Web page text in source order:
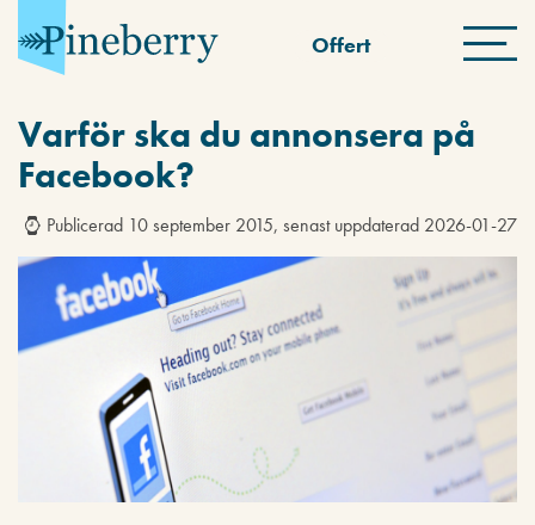
Offert
Varför ska du annonsera på
Facebook?
Publicerad 10 september 2015, senast uppdaterad 2026-01-27